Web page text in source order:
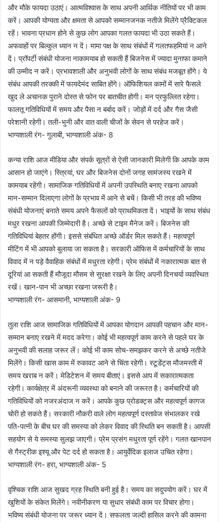
और मौके फायदा उठाएं। आत्मविश्वास के साथ अपनी आर्थिक नीतियों पर भी काम
करें। आपकी योग्यता और क्षमता से आपको सम्मानजनक नतीजे मिलेंगे प्रैक्टिकल
रहें। भावना प्रधान होने से कुछ लोग आपका गलत फायदा भी उठा सकते हैं।
अफवाहों पर बिल्कुल ध्यान न दें। मामा पक्ष के साथ संबंधों में गलतफहमियां न आने
दें। प्रॉपर्टी संबंधी योजना नाकामयाब हो सकती हैं बिजनेस में ज्यादा मुनाफा कमाने
की उम्मीद न करें। प्रभावशाली और अनुभवी लोगों के साथ संबंध मजबूत होंगे। ये
संबंध आपकी तरक्की में फायदेमंद साबित होंगे। ऑफिशियल कामों में सारे फैसले
खुद ले अचानक पुराने दोस्त से फोन पर बातचीत होगी। मन प्रफुल्लित रहेगा।
फालतू गतिविधियों में समय और पैसा न बर्बाद करें। जोड़ों में दर्द और गैस जैसी
परेशानी रहेगी। तली-भुनी और वात वाली चीजों के सेवन से परहेज करें।
भाग्यशाली रंग- गुलाबी, भाग्यशाली अंक- 8
कन्या राशि आज मीडिया और संपर्क सूत्रों से ऐसी जानकारी मिलेगी कि आपके काम
आसान हो जाएंगे। स्त्रियां, घर और बिजनेस दोनों जगह सामंजस्य रखने में
कामयाब रहेंगी। सामाजिक गतिविधियों में अपनी उपस्थिति बनाए रखना आपको
मान-सम्मान दिलाएगा लोगों के प्रभाव में आने से बचें। किसी भी तरह की भविष्य
संबंधी योजनाएं बनाते समय अपने फैसलों को प्राथमिकता दें। भाइयों के साथ संबंध
मधुर रखना आपकी जिम्मेदारी है। अच्छे से टाइम मैनेज करें। बिजनेस की
गतिविधियां बेहतर होंगी। इससे संबंधित अच्छे ऑर्डर मिल सकते हैं। महत्वपूर्ण
मीटिंग में भी आपको बुलाया जा सकता है। सरकारी ऑफिस में कर्मचारियों के साथ
विवाद में न पड़े वैवाहिक संबंधों में मधुरता रहेगी। प्रेम संबंधों में नकारात्मक बात से
दूरियां आ सकती हैं मौजूदा मौसम से सुरक्षा रखने के लिए अपनी दिनचर्या व्यवस्थित
रखें। खान-पान भी अच्छा रखना जरूरी है।
भाग्यशाली रंग- आसमानी, भाग्यशाली अंक- 9
तुला राशि आज सामाजिक गतिविधियों में आपका योगदान आपकी पहचान और मान-
सम्मान बनाए रखने में मदद करेगा। कोई भी महत्वपूर्ण काम करने से पहले घर के
अनुभवी की सलाह जरूर लें। कोई भी काम सोच-समझकर करने से अच्छे नतीजे
मिलेंगे। किसी खास काम में रुकावट आने से चिंता रहेगी। स्टूडेंट्स मौजमस्ती में
समय खराब न करें। मेडिटेशन में समय बीताएं। इससे आप में सकारात्मकता
रहेगी। कार्यक्षेत्र में अंदरूनी व्यवस्था को बनाने की जरूरत है। कर्मचारियों की
गतिविधियों को नजरअंदाज न करें। आपके कुछ प्रोडक्ट्स और महत्वपूर्ण कागज
चोरी हो सकते हैं। सरकारी नौकरी वाले लोग महत्वपूर्ण दस्तावेज संभालकर रखे
पति-पत्नी के बीच घर की समस्या को लेकर विवाद की स्थिति बन सकती है। आपसी
सहयोग से ये समस्या सुलझ जाएगी। प्रेम प्रसंग मधुरता पूर्ण रहेंगे। गलत खानपान
से गैस्ट्रीक इश्यू और पेट दर्द हो सकता है। आयुर्वेदिक इलाज उचित रहेगा।
भाग्यशाली रंग- हरा, भाग्यशाली अंक- 5
वृश्चिक राशि आज सुखद ग्रह स्थिति बनी हुई है। समय का सदुपयोग करें। घर में
खुशियों के संकेत मिलेंगे। नवीनीकरण या सुधार संबंधी काम पर विचार होगा।
भविष्य संबंधी योजना पर जरूर ध्यान दें। सफलता जल्दी हासिल करने की कामना